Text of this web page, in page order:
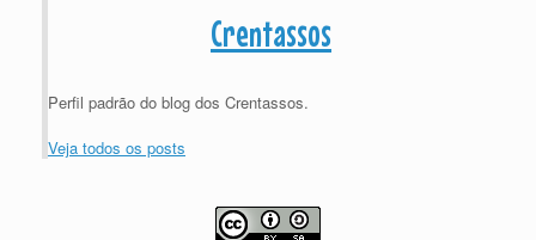
Crentassos
Perfil padrão do blog dos Crentassos.
Veja todos os posts